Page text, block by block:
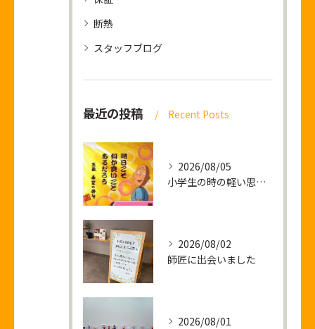
断熱
スタッフブログ
最近の投稿 Recent Posts
2026/08/05
小学生の時の軽い思い出話し
2026/08/02
師匠に出会いました
2026/08/01